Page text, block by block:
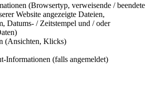
(Browsertyp, verweisende / beendete
Website angezeigte Dateien,
Datums- / Zeitstempel und / oder
(Ansichten, Klicks)
Informationen (falls angemeldet)